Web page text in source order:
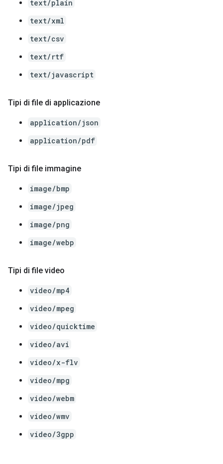
text/plain
text/xml
text/csv
text/rtf
text/javascript
Tipi di file di applicazione
application/json
application/pdf
Tipi di file immagine
image/bmp
image/jpeg
image/png
image/webp
Tipi di file video
video/mp4
video/mpeg
video/quicktime
video/avi
video/x-flv
video/mpg
video/webm
video/wmv
video/3gpp